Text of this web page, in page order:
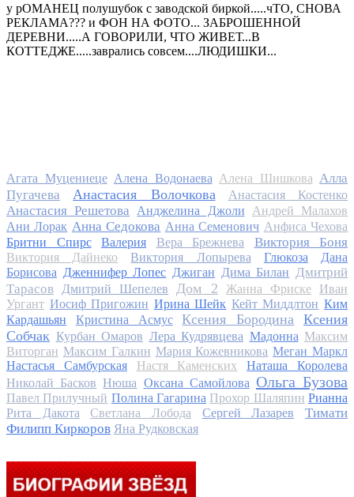
у рОМАНЕЦ полушубок с заводской биркой.....чТО, СНОВА
РЕКЛАМА??? и ФОН НА ФОТО... ЗАБРОШЕННОЙ
ДЕРЕВНИ.....А ГОВОРИЛИ, ЧТО ЖИВЕТ...В
КОТТЕДЖЕ.....заврались совсем....ЛЮДИШКИ...
Агата Муцениеце Алена Водонаева Алена Шишкова Алла
Пугачева
Анастасия Волочкова Анастасия Костенко
Анастасия Решетова Анджелина Джоли
Андрей Малахов
Ани Лорак Анна Седокова Анна Семенович Анфиса Чехова
Бритни Спирс
Валерия Вера Брежнева Виктория Боня
Виктория Дайнеко Виктория Лопырева Глюкоза
Дана
Борисова Дженнифер Лопес Джиган Дима Билан Дмитрий
Тарасов
Дмитрий Шепелев Дом 2 Жанна Фриске
Иван
Ургант Иосиф Пригожин Ирина Шейк Кейт Миддлтон Ким
Кардашьян
Кристина Асмус Ксения Бородина
Ксения
Собчак Курбан Омаров Лера Кудрявцева Мадонна Максим
Виторган Максим Галкин Мария Кожевникова Меган Маркл
Настасья Самбурская
Настя Каменских
Наташа Королева
Николай Басков Нюша Оксана Самойлова Ольга Бузова
Павел Прилучный Полина Гагарина Прохор Шаляпин Рианна
Рита Дакота
Светлана Лобода Сергей Лазарев
Тимати
Филипп Киркоров Яна Рудковская